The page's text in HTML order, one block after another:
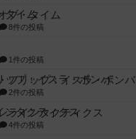
ブ・タイム
8件の投稿
1件の投稿
フリップ：イスラ・ボンバ
2件の投稿
ラインタクティクス
4件の投稿